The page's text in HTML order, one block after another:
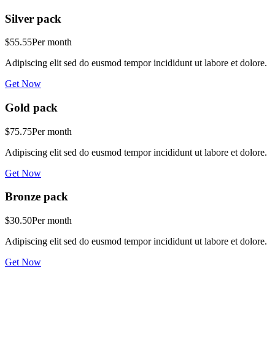
Silver pack
$55.55Per month
Adipiscing elit sed do eusmod tempor incididunt ut labore et dolore.
Get Now
Gold pack
$75.75Per month
Adipiscing elit sed do eusmod tempor incididunt ut labore et dolore.
Get Now
Bronze pack
$30.50Per month
Adipiscing elit sed do eusmod tempor incididunt ut labore et dolore.
Get Now